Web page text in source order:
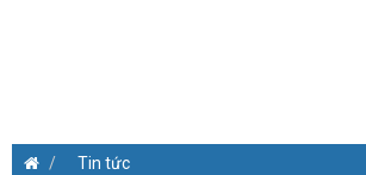
Tin tức